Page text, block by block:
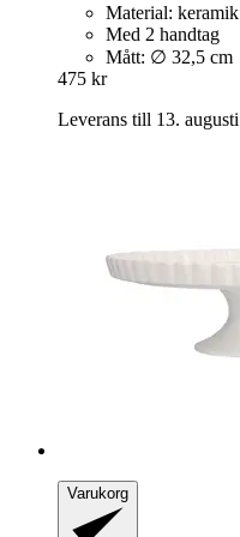
Material: keramik
Med 2 handtag
Mått: ∅ 32,5 cm
475 kr
Leverans till 13. augusti
Varukorg